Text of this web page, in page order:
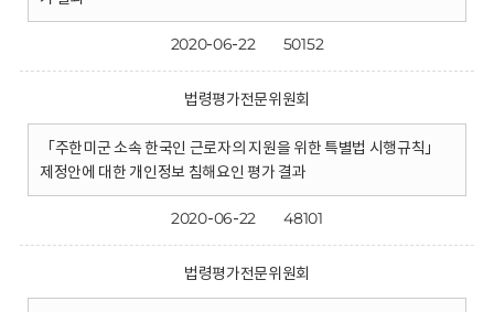
2020-06-22 50152
법령평가전문위원회
「주한미군 소속 한국인 근로자의 지원을 위한 특별법 시행규칙」
제정안에 대한 개인정보 침해요인 평가 결과
2020-06-22 48101
법령평가전문위원회